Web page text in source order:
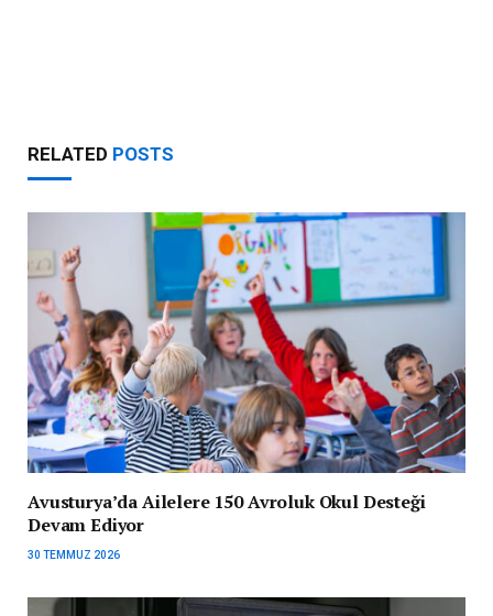
RELATED POSTS
Avusturya’da Ailelere 150 Avroluk Okul Desteği
Devam Ediyor
30 TEMMUZ 2026